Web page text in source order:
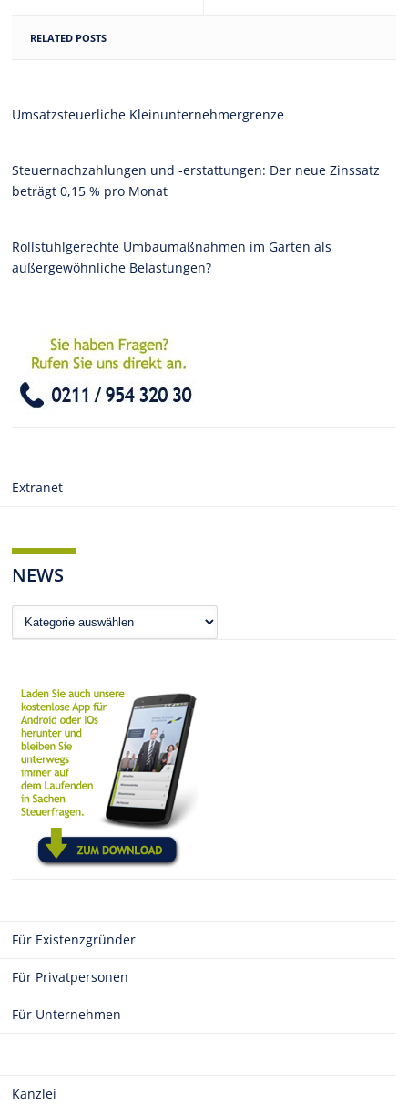
RELATED POSTS
Umsatzsteuerliche Kleinunternehmergrenze
Steuernachzahlungen und -erstattungen: Der neue Zinssatz
beträgt 0,15 % pro Monat
Rollstuhlgerechte Umbaumaßnahmen im Garten als
außergewöhnliche Belastungen?
Extranet
NEWS
News
Für Existenzgründer
Für Privatpersonen
Für Unternehmen
Kanzlei